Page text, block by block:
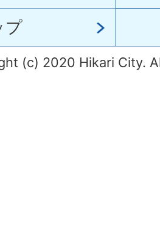
プ
(c) 2020 Hikari City.